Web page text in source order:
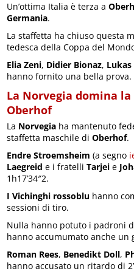
Un’ottima Italia è terza a
Germania.
La staffetta ha chiuso questa
tedesca della Coppa del
Elia Zeni, Didier Bionaz,
hanno fornito una bella prova.
La Norvegia domina
Oberhof
La Norvegia ha mantenuto
staffetta maschile diOberhof.
Endre Stroemsheim (a segno
Laegreid e i fratelliTarjei e
1h17’34″2.
I Vichinghi rossoblu hanno
sessioni di tiro.
Nulla hanno potuto i padroni
hanno accumumato anche un
Roman Rees, Benedikt Doll,
hanno accusato un ritardo di